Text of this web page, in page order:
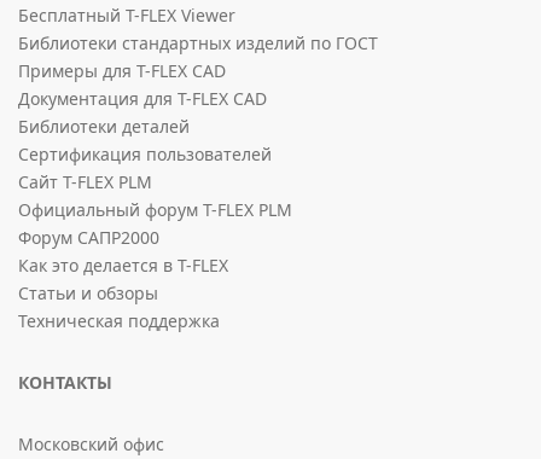
Бесплатный T-FLEX Viewer
Библиотеки стандартных изделий по ГОСТ
Примеры для T-FLEX CAD
Документация для T-FLEX CAD
Библиотеки деталей
Сертификация пользователей
Сайт T-FLEX PLM
Официальный форум T-FLEX PLM
Форум САПР2000
Как это делается в T-FLEX
Статьи и обзоры
Техническая поддержка
КОНТАКТЫ
Московский офис